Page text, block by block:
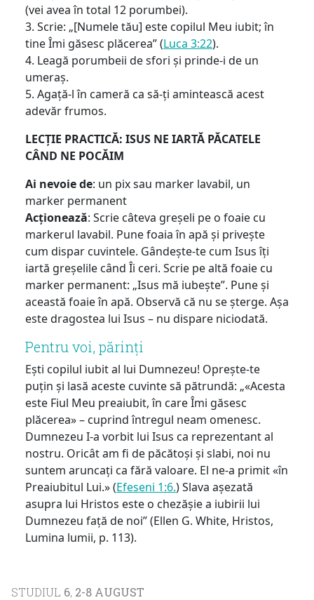
(vei avea în total 12 porumbei).
3. Scrie: „[Numele tău] este copilul Meu iubit; în
tine Îmi găsesc plăcerea” (Luca 3:22).
4. Leagă porumbeii de sfori și prinde-i de un
umeraș.
5. Agață-l în cameră ca să-ți amintească acest
adevăr frumos.
LECȚIE PRACTICĂ: ISUS NE IARTĂ PĂCATELE
CÂND NE POCĂIM
Ai nevoie de: un pix sau marker lavabil, un
marker permanent
Acționează: Scrie câteva greșeli pe o foaie cu
markerul lavabil. Pune foaia în apă și privește
cum dispar cuvintele. Gândește-te cum Isus îți
iartă greșelile când Îi ceri. Scrie pe altă foaie cu
marker permanent: „Isus mă iubește”. Pune și
această foaie în apă. Observă că nu se șterge. Așa
este dragostea lui Isus – nu dispare niciodată.
Pentru voi, părinți
Ești copilul iubit al lui Dumnezeu! Oprește-te
puțin și lasă aceste cuvinte să pătrundă: „«Acesta
este Fiul Meu preaiubit, în care Îmi găsesc
plăcerea» – cuprind întregul neam omenesc.
Dumnezeu I-a vorbit lui Isus ca reprezentant al
nostru. Oricât am fi de păcătoși și slabi, noi nu
suntem aruncați ca fără valoare. El ne-a primit «în
Preaiubitul Lui.» (Efeseni 1:6.) Slava așezată
asupra lui Hristos este o chezășie a iubirii lui
Dumnezeu față de noi” (Ellen G. White, Hristos,
Lumina lumii, p. 113).
STUDIUL 6, 2-8 AUGUST